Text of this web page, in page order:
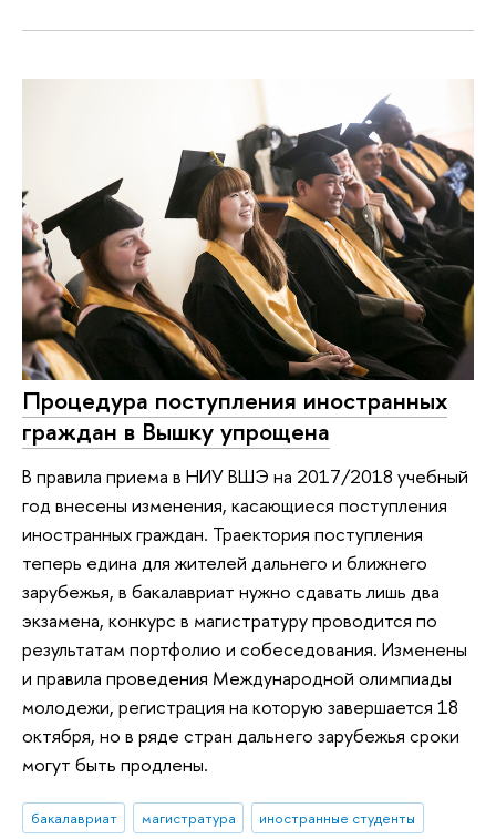
Процедура поступления иностранных
граждан в Вышку упрощена
В правила приема в НИУ ВШЭ на 2017/2018 учебный
год внесены изменения, касающиеся поступления
иностранных граждан. Траектория поступления
теперь едина для жителей дальнего и ближнего
зарубежья, в бакалавриат нужно сдавать лишь два
экзамена, конкурс в магистратуру проводится по
результатам портфолио и собеседования. Изменены
и правила проведения Международной олимпиады
молодежи, регистрация на которую завершается 18
октября, но в ряде стран дальнего зарубежья сроки
могут быть продлены.
бакалавриат магистратура
иностранные студенты